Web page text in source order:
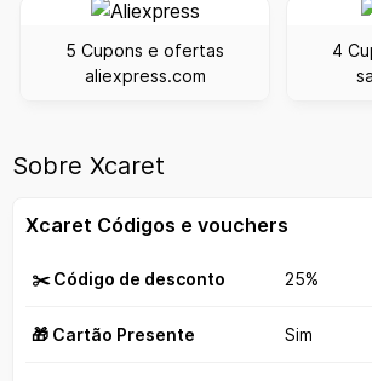
5 Cupons e ofertas
aliexpress.com
4
Sobre Xcaret
Xcaret Códigos e vouchers
✂️ Código de desconto 25%
🎁 Cartão Presente Sim